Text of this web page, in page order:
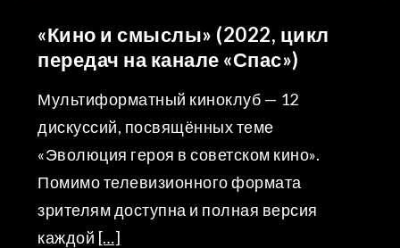
«Кино и смыслы» (2022, цикл
передач на канале «Спас»)
Мультиформатный киноклуб — 12
дискуссий, посвящённых теме
«Эволюция героя в советском кино».
Помимо телевизионного формата
зрителям доступна и полная версия
каждой […]